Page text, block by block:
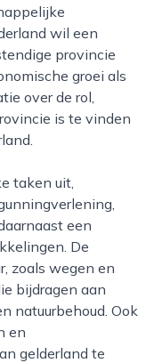
wil een
provincie
groei als
over de rol,
is te vinden
een
De
zoals wegen en
bijdragen aan
natuurbehoud. Ook
en
gelderland te